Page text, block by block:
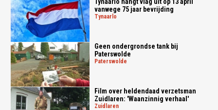
Tynaarlo hangt vlag uit op 13 april
vanwege 75 jaar bevrijding
tynaarlo
Geen ondergrondse tank bij
Paterswolde
paterswolde
Film over heldendaad verzetsman
Zuidlaren: 'Waanzinnig verhaal'
zuidlaren